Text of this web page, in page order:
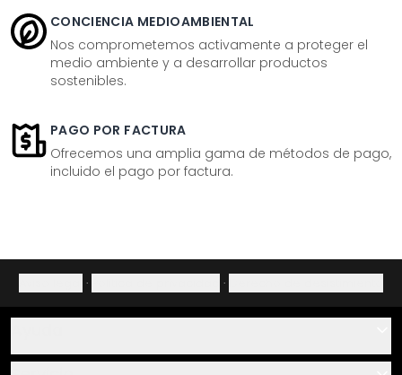
CONCIENCIA MEDIOAMBIENTAL
Nos comprometemos activamente a proteger el
medio ambiente y a desarrollar productos
sostenibles.
PAGO POR FACTURA
Ofrecemos una amplia gama de métodos de pago,
incluido el pago por factura.
· ·